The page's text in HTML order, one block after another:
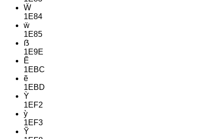
Ẅ
1E84
ẅ
1E85
ẞ
1E9E
Ẽ
1EBC
ẽ
1EBD
Ỳ
1EF2
ỳ
1EF3
Ỹ